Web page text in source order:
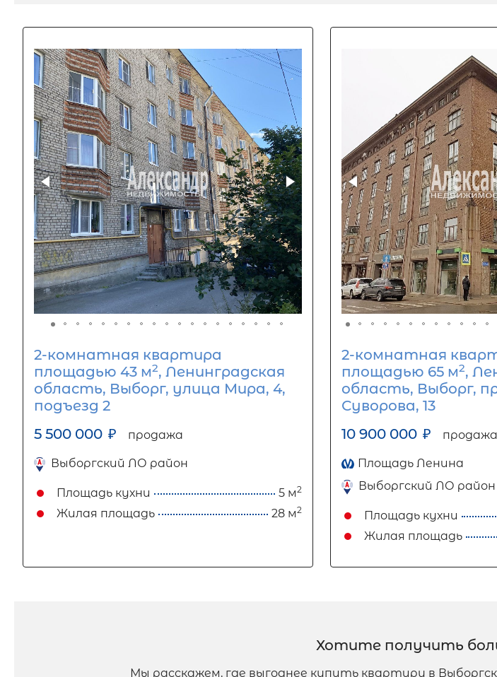
2-комнатная квартира
площадью 43 м2, Ленинградская
область, Выборг, улица Мира, 4,
подъезд 2
5 500 000 ₽ продажа
Выборгский ЛО район
Площадь кухни 5 м2
Жилая площадь 28 м2
2-комнатная
площадью 65 м2,
область, Выборг,
Суворова, 13
10 900 000 ₽ продажа
Площадь Ленина
Выборгский ЛО район
Площадь кухни
Жилая площадь
Хотите получить
Мы расскажем, где выгоднее купить квартиру в